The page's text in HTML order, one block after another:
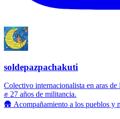
soldepazpachakuti
Colectivo internacionalista en aras
✊ 27 años de militancia.
🛖 Acompañamiento a los pueblos y